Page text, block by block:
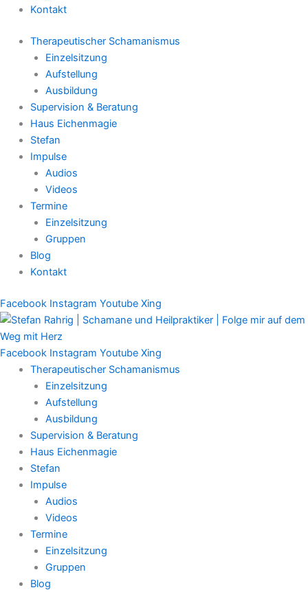
Kontakt
Therapeutischer Schamanismus
Einzelsitzung
Aufstellung
Ausbildung
Supervision & Beratung
Haus Eichenmagie
Stefan
Impulse
Audios
Videos
Termine
Einzelsitzung
Gruppen
Blog
Kontakt
Facebook Instagram Youtube Xing
Facebook Instagram Youtube Xing
Therapeutischer Schamanismus
Einzelsitzung
Aufstellung
Ausbildung
Supervision & Beratung
Haus Eichenmagie
Stefan
Impulse
Audios
Videos
Termine
Einzelsitzung
Gruppen
Blog